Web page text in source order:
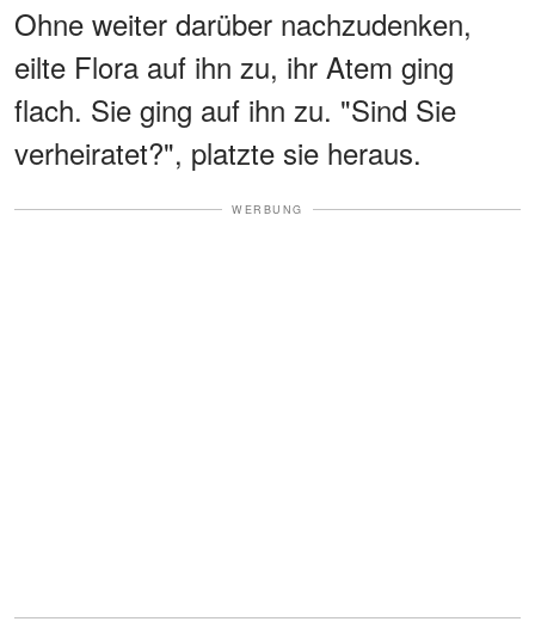
Ohne weiter darüber nachzudenken,
eilte Flora auf ihn zu, ihr Atem ging
flach. Sie ging auf ihn zu. "Sind Sie
verheiratet?", platzte sie heraus.
WERBUNG